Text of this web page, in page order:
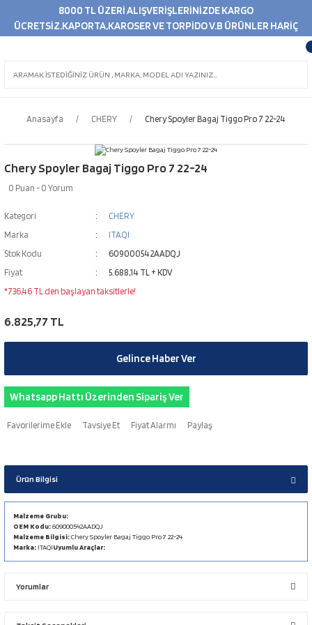
8000 TL ÜZERİ ALIŞVERİŞLERİNİZDE KARGO
ÜCRETSİZ.KAPORTA,KAROSER VE TORPİDO V.B ÜRÜNLER HARİÇ
Anasayfa CHERY Chery Spoyler Bagaj Tiggo Pro 7 22-24
Chery Spoyler Bagaj Tiggo Pro 7 22-24
0 Puan - 0 Yorum
Kategori
CHERY
Marka
ITAQI
Stok Kodu
609000542AADQJ
Fiyat
5.688,14 TL + KDV
*736,46 TL den başlayan taksitlerle!
6.825,77 TL
Gelince Haber Ver
Whatsapp Hattı Üzerinden Sipariş Ver
Tavsiye Et Fiyat Alarmı Paylaş
Ürün Bilgisi
Malzeme Grubu:
OEM Kodu:609000542AADQJ
Malzeme Bilgisi:Chery Spoyler Bagaj Tiggo Pro 7 22-24
Marka: ITAQIUyumlu Araçlar:
Yorumlar